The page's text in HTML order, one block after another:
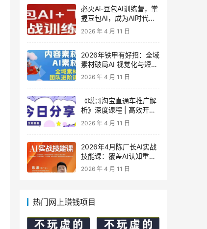
必火Ai-豆包AI训练营，掌
握豆包AI，成为AI时代的
全能型人才
2026 年 4 月 11 日
2026年铁甲有好招：全域
素材破局AI 视觉化与短剧
营销实战指南——高效增
策略
2026 年 4 月 11 日
《聪哥淘宝直通车推广解
析》深度课程 | 高效开
车、极速投产系统实操课
2026 年 4 月 11 日
2026年4月陈厂长AI实战
技能课：覆盖AI认知重
构、智能体与大模型解
2026 年 4 月 11 日
热门网上赚钱项目